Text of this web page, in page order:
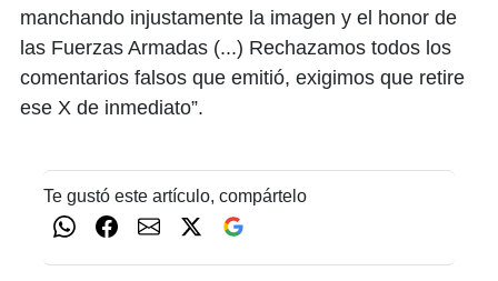
manchando injustamente la imagen y el honor de
las Fuerzas Armadas (...) Rechazamos todos los
comentarios falsos que emitió, exigimos que retire
ese X de inmediato”.
Te gustó este artículo, compártelo